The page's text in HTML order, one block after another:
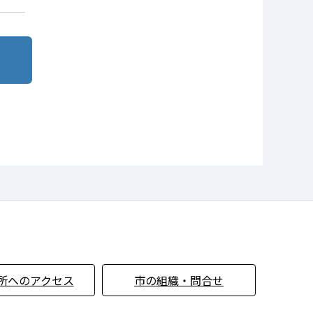
へのアクセス 市の組織・問合せ